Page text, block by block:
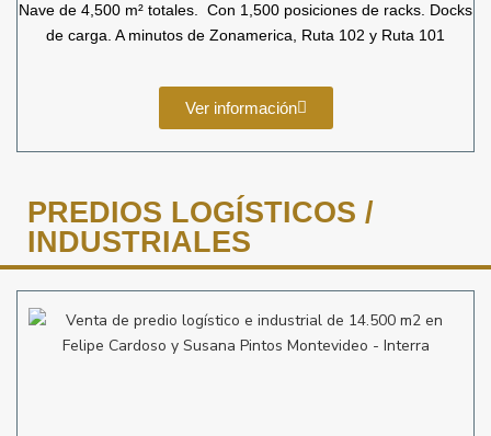
Nave de 4,500 m² totales. Con 1,500 posiciones de racks. Docks
de carga. A minutos de Zonamerica, Ruta 102 y Ruta 101
Ver información
PREDIOS LOGÍSTICOS /
INDUSTRIALES